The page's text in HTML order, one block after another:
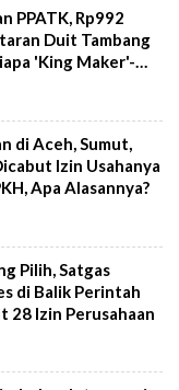
PPATK, Rp992
Duit Tambang
'King Maker'-
di Aceh, Sumut,
Izin Usahanya
Apa Alasannya?
Pilih, Satgas
di Balik Perintah
28 Izin Perusahaan